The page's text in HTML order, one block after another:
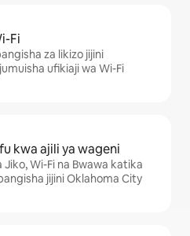
Fi
za likizo jijini
ufikiaji wa Wi-Fi
kwa ajili ya wageni
Wi-Fi na Bwawa katika
jijini Oklahoma City